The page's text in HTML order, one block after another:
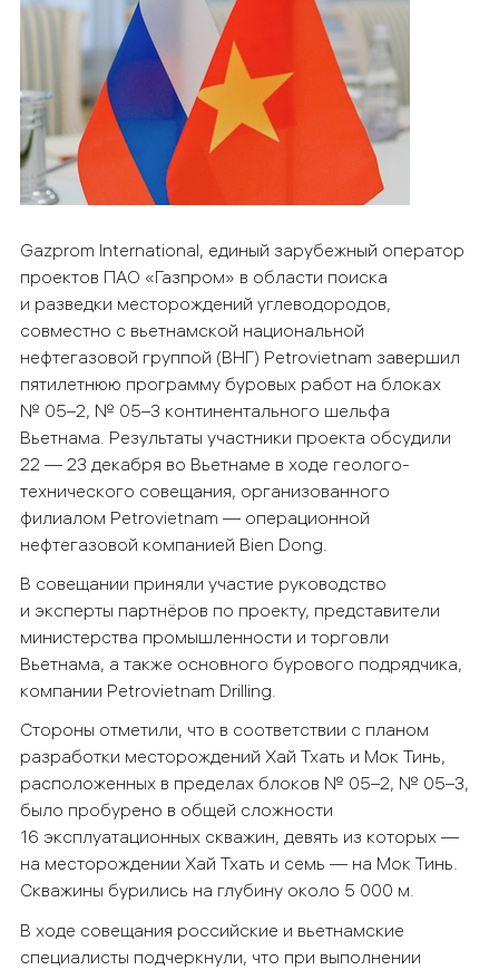
Gazprom International, единый зарубежный оператор
проектов ПАО «Газпром» в области поиска
и разведки месторождений углеводородов,
совместно с вьетнамской национальной
нефтегазовой группой (ВНГ) Petrovietnam завершил
пятилетнюю программу буровых работ на блоках
№ 05–2, № 05–3 континентального шельфа
Вьетнама. Результаты участники проекта обсудили
22 — 23 декабря во Вьетнаме в ходе геолого-
технического совещания, организованного
филиалом Petrovietnam — операционной
нефтегазовой компанией Bien Dong.
В совещании приняли участие руководство
и эксперты партнёров по проекту, представители
министерства промышленности и торговли
Вьетнама, а также основного бурового подрядчика,
компании Petrovietnam Drilling.
Стороны отметили, что в соответствии с планом
разработки месторождений Хай Тхать и Мок Тинь,
расположенных в пределах блоков № 05–2, № 05–3,
было пробурено в общей сложности
16 эксплуатационных скважин, девять из которых —
на месторождении Хай Тхать и семь — на Мок Тинь.
Скважины бурились на глубину около 5 000 м.
В ходе совещания российские и вьетнамские
специалисты подчеркнули, что при выполнении